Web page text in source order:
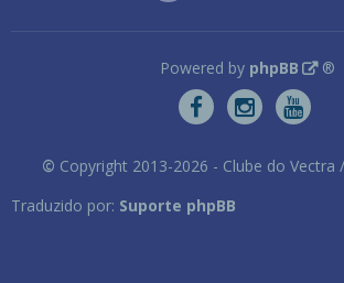
Powered by phpBB ®
© Copyright 2013-2026 - Clube do Vectra
Traduzido por: Suporte phpBB